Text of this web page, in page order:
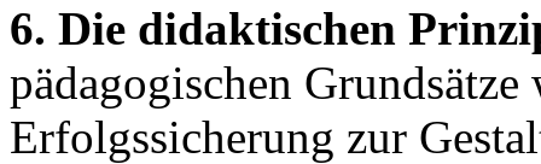
6. Die didaktischen
pädagogischen
Erfolgssicherung zur